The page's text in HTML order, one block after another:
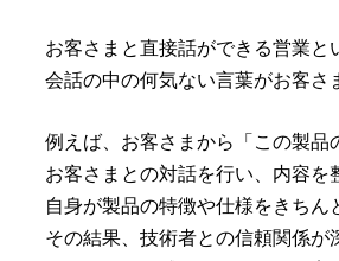
お客さまと直接話ができる営業と
会話の中の何気ない言葉がお客さ
例えば、お客さまから「この製品
お客さまとの対話を行い、内容を
自身が製品の特徴や仕様をきちん
その結果、技術者との信頼関係が